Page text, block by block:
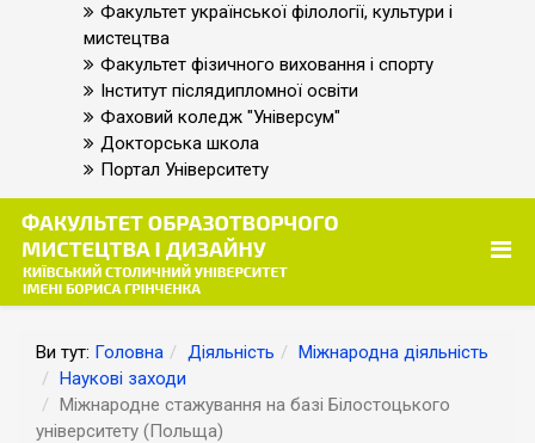
Факультет української філології, культури і
мистецтва
Факультет фізичного виховання і спорту
Інститут післядипломної освіти
Фаховий коледж "Універсум"
Докторська школа
Портал Університету
Ви тут: Головна Діяльність
Міжнародна діяльність
Наукові заходи
Міжнародне стажування на базі Білостоцького
університету (Польща)